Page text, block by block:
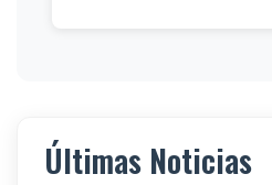
Últimas Noticias